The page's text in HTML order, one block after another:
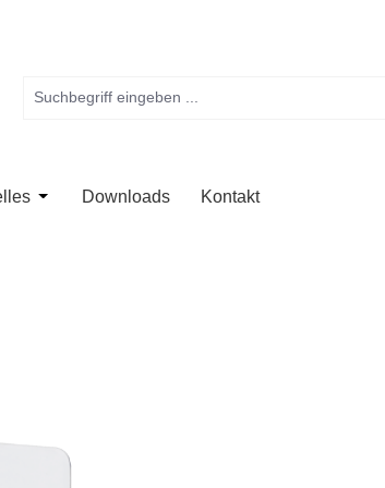
Kategorie Anwendung
das Dropdown der Kategorie Unternehmen
Öffne oder Schließe das Dropdown der Kategorie
Downloads Kontakt